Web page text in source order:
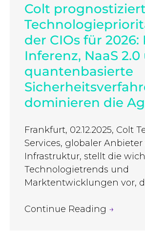
Colt prognostiziert
der CIOs für 2026:
Inferenz, NaaS
quantenbasierte
dominieren die
Frankfurt, 02.12.2025, Colt
Services, globaler
Infrastruktur, stellt die
Technologietrends und
Marktentwicklungen vor,
Continue Reading →